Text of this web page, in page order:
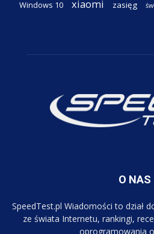
Windows 10 xiaomi zasięg
O NAS
SpeedTest.pl Wiadomości to dział
ze świata Internetu, rankingi,
oprogramowania